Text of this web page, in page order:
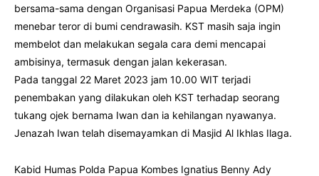
bersama-sama dengan Organisasi Papua Merdeka (OPM)
menebar teror di bumi cendrawasih. KST masih saja ingin
membelot dan melakukan segala cara demi mencapai
ambisinya, termasuk dengan jalan kekerasan.
Pada tanggal 22 Maret 2023 jam 10.00 WIT terjadi
penembakan yang dilakukan oleh KST terhadap seorang
tukang ojek bernama Iwan dan ia kehilangan nyawanya.
Jenazah Iwan telah disemayamkan di Masjid Al Ikhlas Ilaga.
Kabid Humas Polda Papua Kombes Ignatius Benny Ady